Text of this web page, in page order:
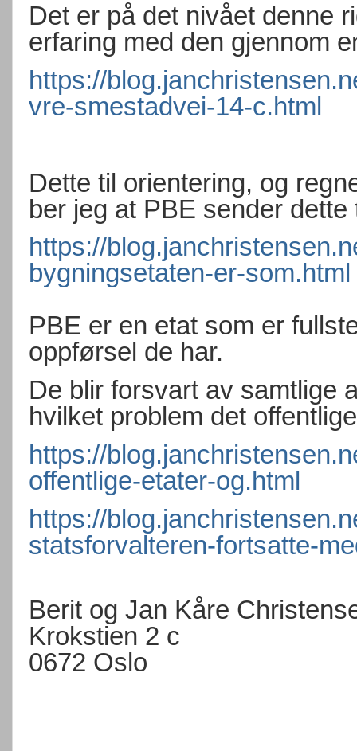
Det er på det nivået denne
erfaring med den gjennom
https://
vre-smestadvei-14-c.html
Dette til orientering, og
ber jeg at PBE sender
https://
bygningsetaten-er-som.html
PBE er en etat som er
oppførsel de har.
De blir forsvart av samtlige
hvilket problem det
https://
offentlige-etater-og.html
https://
statsforvalteren-fortsatte-
Berit og Jan Kåre
Krokstien 2 c
0672 Oslo